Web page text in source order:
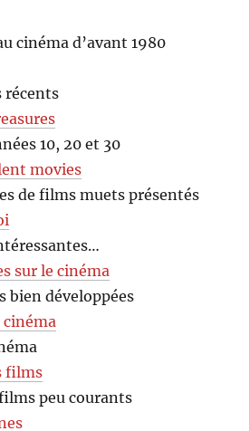
cinéma d’avant 1980
récents
10, 20 et 30
movies
de films muets présentés
sur le cinéma
bien développées
films
peu courants